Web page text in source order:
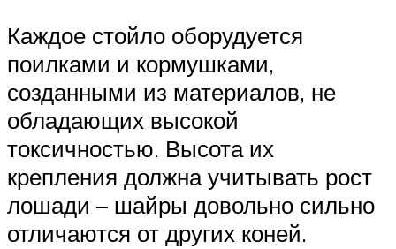
Каждое стойло оборудуется
поилками и кормушками,
созданными из материалов, не
обладающих высокой
токсичностью. Высота их
крепления должна учитывать рост
лошади – шайры довольно сильно
отличаются от других коней.